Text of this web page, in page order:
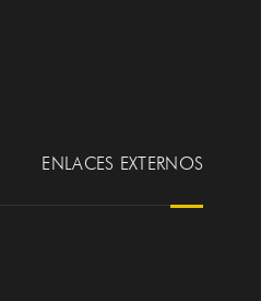
ENLACES EXTERNOS